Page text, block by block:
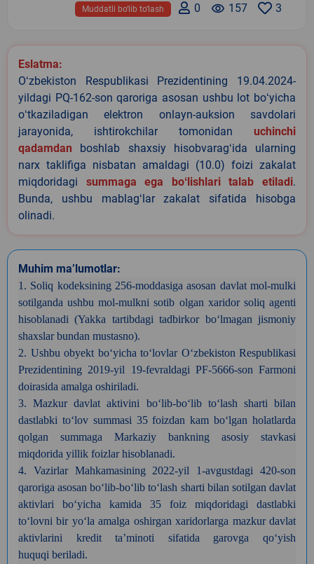
3
remove_red_eye 157
0
Muddatli bo‘lib to‘lash
Eslatma:
Oʻzbekiston Respublikasi Prezidentining 19.04.2024-
yildagi PQ-162-son qaroriga asosan ushbu lot boʻyicha
oʻtkaziladigan elektron onlayn-auksion savdolari
jarayonida, ishtirokchilar tomonidan uchinchi
qadamdan boshlab shaxsiy hisobvaragʻida ularning
narx taklifiga nisbatan amaldagi (10.0) foizi zakalat
miqdoridagi summaga ega boʻlishlari talab etiladi.
Bunda, ushbu mablagʻlar zakalat sifatida hisobga
olinadi.
Muhim ma’lumotlar:
1. Soliq kodeksining 256-moddasiga asosan davlat mol-mulki
sotilganda ushbu mol-mulknisotib olgan xaridor soliq agenti
hisoblanadi (Yakka tartibdagi tadbirkor bo‘lmagan jismoniy
shaxslar bundan mustasno).
2. Ushbu obyekt bo‘yicha to‘lovlar O‘zbekiston Respublikasi
Prezidentining 2019-yil 19-fevraldagi PF-5666-son Farmoni
doirasida amalga oshiriladi.
3.Mazkur davlat aktivini bo‘lib-bo‘lib to‘lash sharti bilan
dastlabki to‘lov summasi 35 foizdan kam bo‘lgan holatlarda
qolgan summaga Markaziy bankning asosiy stavkasi
miqdorida yillik foizlar hisoblanadi.
4. Vazirlar Mahkamasining 2022-yil 1-avgustdagi 420-son
qaroriga asosanbo‘lib-bo‘lib to‘lash sharti bilan sotilgan davlat
aktivlari bo‘yicha kamida 35 foiz miqdoridagi dastlabki
to‘lovni bir yo‘la amalga oshirgan xaridorlarga mazkur davlat
aktivlarini kredit ta’minoti sifatida garovga qo‘yish
huquqi beriladi.